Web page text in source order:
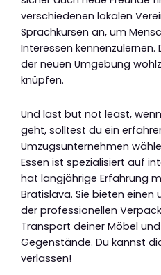
verschiedenen lokalen
Sprachkursen an, um
Interessen
der neuen Umgebung
knüpfen.
Und last but not least,
geht, solltest du ein
Umzugsunternehmen
Essen ist spezialisiert auf
hat langjährige Erfahrung
Bratislava. Sie bieten einen
der professionellen
Transport deiner Möbel
Gegenstände. Du kannst
verlassen!